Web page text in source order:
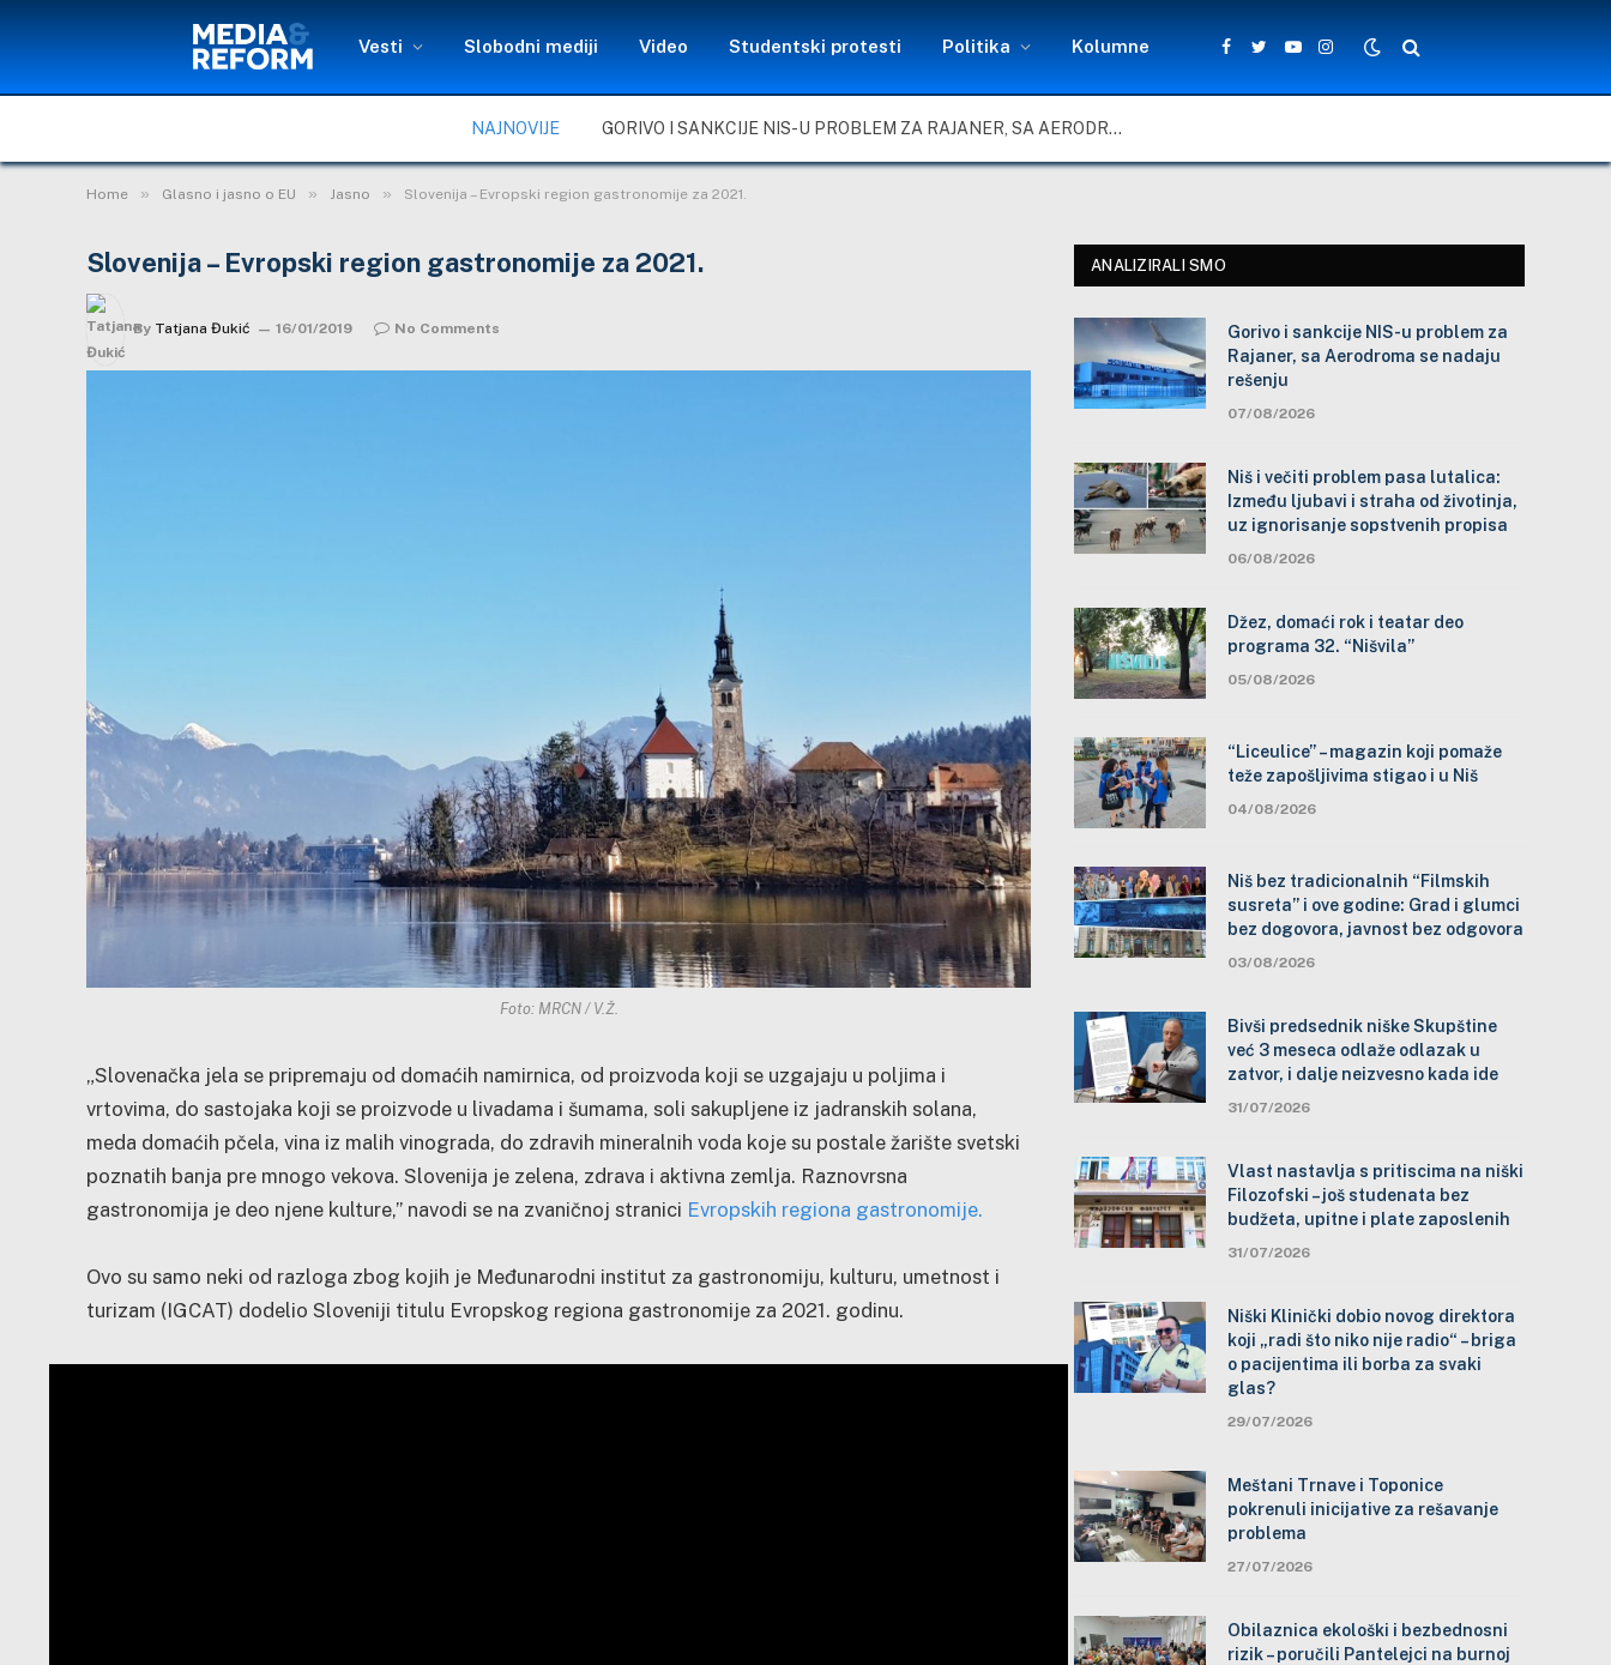
Vesti Slobodni mediji Video Studentski protesti Politika Kolumne
Facebook
TwitterYouTubeInstagram
NAJNOVIJE GORIVO I SANKCIJE NIS-U PROBLEM ZA RAJANER, SA AERODROMA SE NADAJU REŠENJU
Home » Glasno i jasno o EU » Jasno » Slovenija – Evropski region gastronomije za 2021.
Slovenija – Evropski region gastronomije za 2021.
By Tatjana Đukić 16/01/2019 No Comments
Foto: MRCN / V.Ž.
„Slovenačka jela se pripremaju od domaćih namirnica, od proizvoda koji se uzgajaju u poljima i
vrtovima, do sastojaka koji se proizvode u livadama i šumama, soli sakupljene iz jadranskih solana,
meda domaćih pčela, vina iz malih vinograda, do zdravih mineralnih voda koje su postale žarište svetski
poznatih banja pre mnogo vekova. Slovenija je zelena, zdrava i aktivna zemlja. Raznovrsna
gastronomija je deo njene kulture,” navodi se na zvaničnoj stranici Evropskih regiona gastronomije.
Ovo su samo neki od razloga zbog kojih je Međunarodni institut za gastronomiju, kulturu, umetnost i
turizam (IGCAT) dodelio Sloveniji titulu Evropskog regiona gastronomije za 2021. godinu.
ANALIZIRALI SMO
Gorivo i sankcije NIS-u problem za
Rajaner, sa Aerodroma se nadaju
rešenju
07/08/2026
Niš i večiti problem pasa lutalica:
Između ljubavi i straha od životinja,
uz ignorisanje sopstvenih propisa
06/08/2026
Džez, domaći rok i teatar deo
programa 32. “Nišvila”
05/08/2026
“Liceulice” – magazin koji pomaže
teže zapošljivima stigao i u Niš
04/08/2026
Niš bez tradicionalnih “Filmskih
susreta” i ove godine: Grad i glumci
bez dogovora, javnost bez odgovora
03/08/2026
Bivši predsednik niške Skupštine
već 3 meseca odlaže odlazak u
zatvor, i dalje neizvesno kada ide
31/07/2026
Vlast nastavlja s pritiscima na niški
Filozofski – još studenata bez
budžeta, upitne i plate zaposlenih
31/07/2026
Niški Klinički dobio novog direktora
koji „radi što niko nije radio“ – briga
o pacijentima ili borba za svaki
glas?
29/07/2026
Meštani Trnave i Toponice
pokrenuli inicijative za rešavanje
problema
27/07/2026
Obilaznica ekološki i bezbednosni
rizik – poručili Pantelejci na burnoj